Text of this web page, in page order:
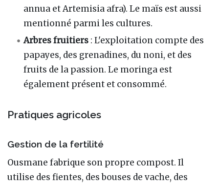
annua et Artemisia afra). Le maïs est aussi
mentionné parmi les cultures.
Arbres fruitiers : L'exploitation compte des
papayes, des grenadines, du noni, et des
fruits de la passion. Le moringa est
également présent et consommé.
Pratiques agricoles
Gestion de la fertilité
Ousmane fabrique son propre compost. Il
utilise des fientes, des bouses de vache, des